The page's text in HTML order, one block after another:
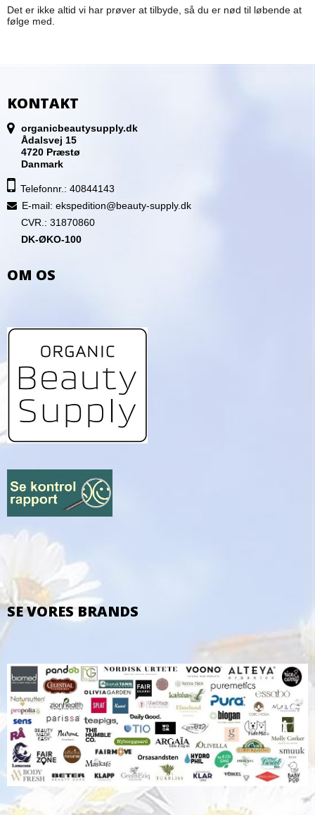
Det er ikke altid vi har prøver at tilbyde, så du er nød til løbende at
følge med.
KONTAKT
organicbeautysupply.dk
Ådalsvej 15
4720 Præstø
Danmark
Telefonnr.: 40844143
E-mail: ekspedition@beauty-supply.dk
CVR.: 31870860
DK-ØKO-100
OM OS
SE VORES BRANDS